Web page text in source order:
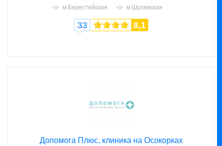
м.Берестейская
м.Шулявская
33 8,1
Допомога Плюс, клиника на Осокорках